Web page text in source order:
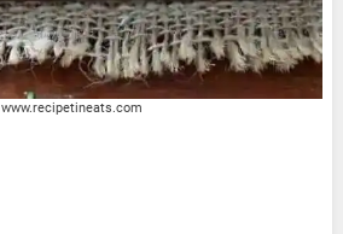
www.recipetineats.com